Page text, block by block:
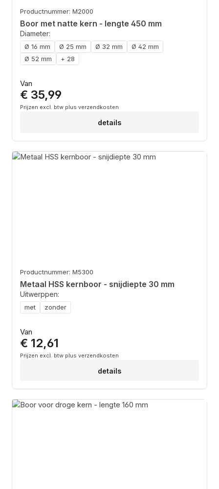
Productnummer: M2000
Boor met natte kern - lengte 450 mm
Diameter:
Ø 16 mm Ø 25 mm Ø 32 mm
Ø 42 mm
Ø 52 mm
+ 28
Normale prijs:
Van
€ 35,99
Prijzen excl. btw plus verzendkosten
details
Productnummer: M5300
Metaal HSS kernboor - snijdiepte 30 mm
Uitwerppen:
met zonder
Normale prijs:
Van
€ 12,61
Prijzen excl. btw plus verzendkosten
details